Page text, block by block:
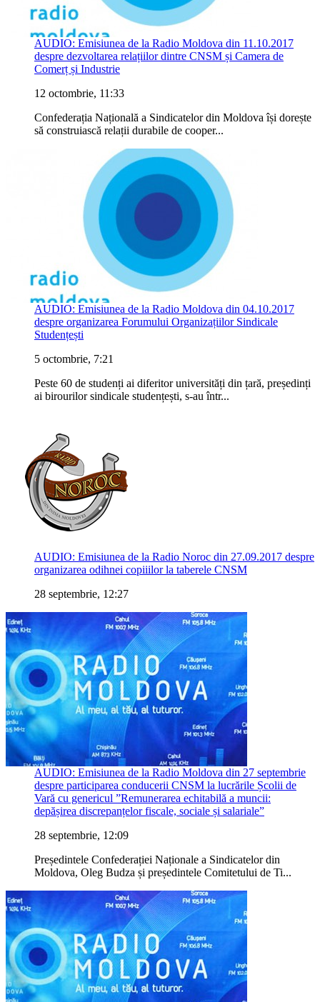
AUDIO: Emisiunea de la Radio Moldova din 11.10.2017
despre dezvoltarea relațiilor dintre CNSM și Camera de
Comerț și Industrie
12 octombrie, 11:33
Confederația Națională a Sindicatelor din Moldova își dorește
să construiască relații durabile de cooper...
AUDIO: Emisiunea de la Radio Moldova din 04.10.2017
despre organizarea Forumului Organizațiilor Sindicale
Studențești
5 octombrie, 7:21
Peste 60 de studenți ai diferitor universități din țară, președinți
ai birourilor sindicale studențești, s-au într...
AUDIO: Emisiunea de la Radio Noroc din 27.09.2017 despre
organizarea odihnei copiiilor la taberele CNSM
28 septembrie, 12:27
AUDIO: Emisiunea de la Radio Moldova din 27 septembrie
despre participarea conducerii CNSM la lucrările Școlii de
Vară cu genericul ”Remunerarea echitabilă a muncii:
depășirea discrepanțelor fiscale, sociale și salariale”
28 septembrie, 12:09
Președintele Confederației Naționale a Sindicatelor din
Moldova, Oleg Budza și președintele Comitetului de Ti...